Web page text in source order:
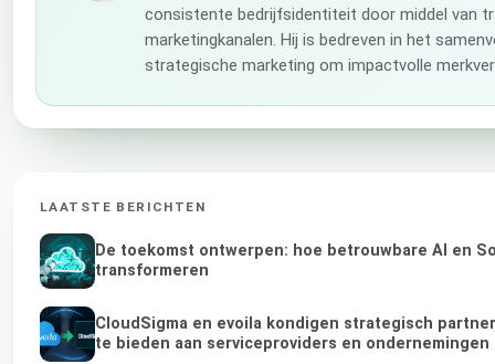
consistente bedrijfsidentiteit door middel van
marketingkanalen. Hij is bedreven in het
strategische marketing om impactvolle
LAATSTE BERICHTEN
De toekomst ontwerpen: hoe betrouwbare AI en
transformeren
CloudSigma en evoila kondigen strategisch
te bieden aan serviceproviders en ondernemingen